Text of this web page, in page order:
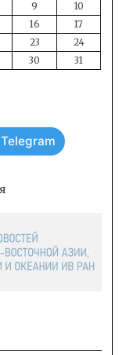
9
10
16
17
23
24
30 31